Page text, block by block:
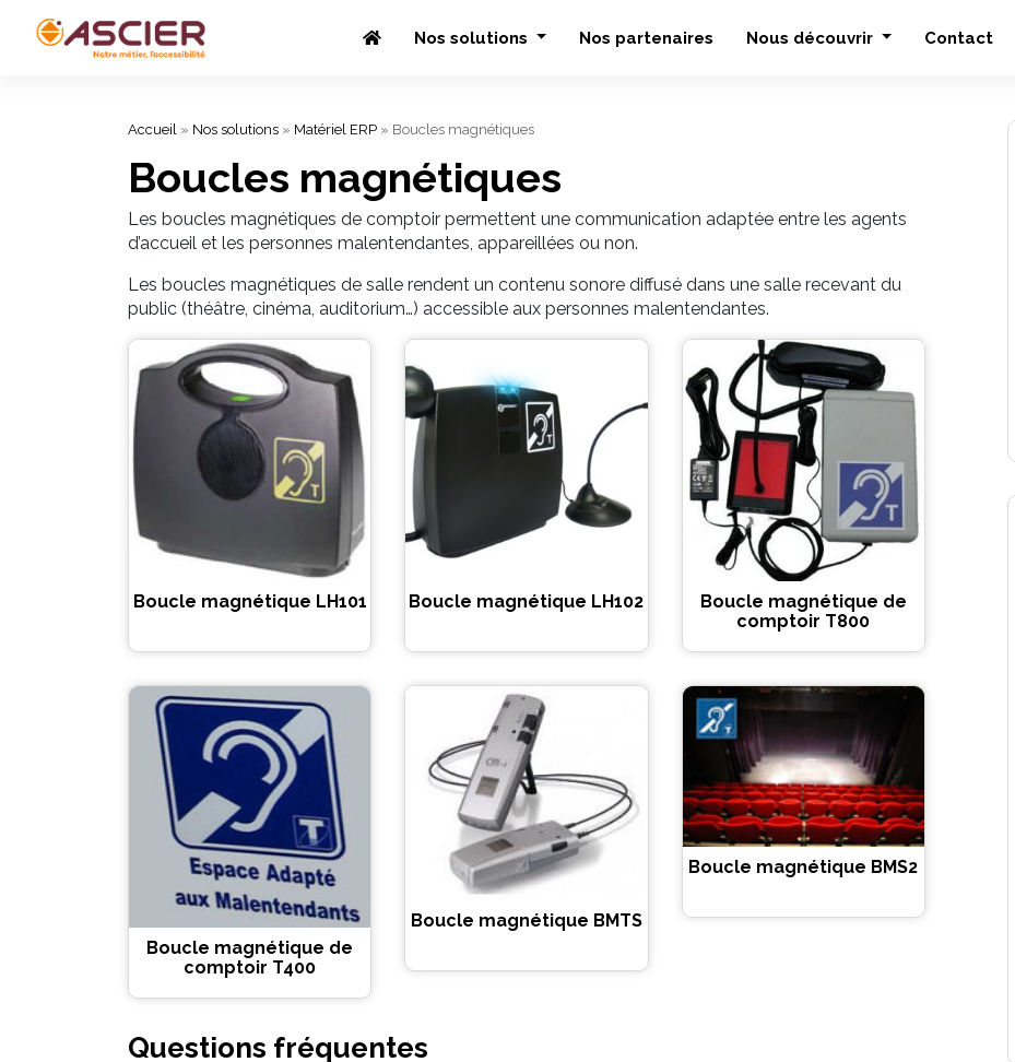
Nos solutions Nos partenaires Nous découvrir Contact
Accueil » Nos solutions » Matériel ERP » Boucles magnétiques
Boucles magnétiques
Les boucles magnétiques de comptoir permettent une communication adaptée entre les agents
d’accueil et les personnes malentendantes, appareillées ou non.
Les boucles magnétiques de salle rendent un contenu sonore diffusé dans une salle recevant du
public (théâtre, cinéma, auditorium…) accessible aux personnes malentendantes.
Boucle magnétique LH101 Boucle magnétique LH102
Boucle magnétique de
comptoir T800
Boucle magnétique de
comptoir T400
Boucle magnétique BMTS
Boucle magnétique BMS2
Questions fréquentes